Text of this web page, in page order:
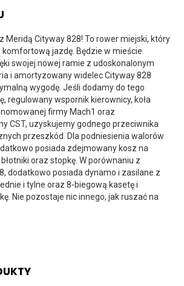
Meridą Cityway 828! To rower miejski, który
jazdę. Będzie w mieście
swojej nowej ramie z udoskonalonym
i amortyzowany widelec Cityway 828
wygodę. Jeśli dodamy do tego
regulowany wspornik kierownicy, koła
firmy Mach1 oraz
CST, uzyskujemy godnego przeciwnika
przeszkód. Dla podniesienia walorów
posiada zdejmowany kosz na
oraz stopkę. W porównaniu z
dodatkowo posiada dynamo i zasilane z
i tylne oraz 8-biegową kasetę i
Nie pozostaje nic innego, jak ruszać na